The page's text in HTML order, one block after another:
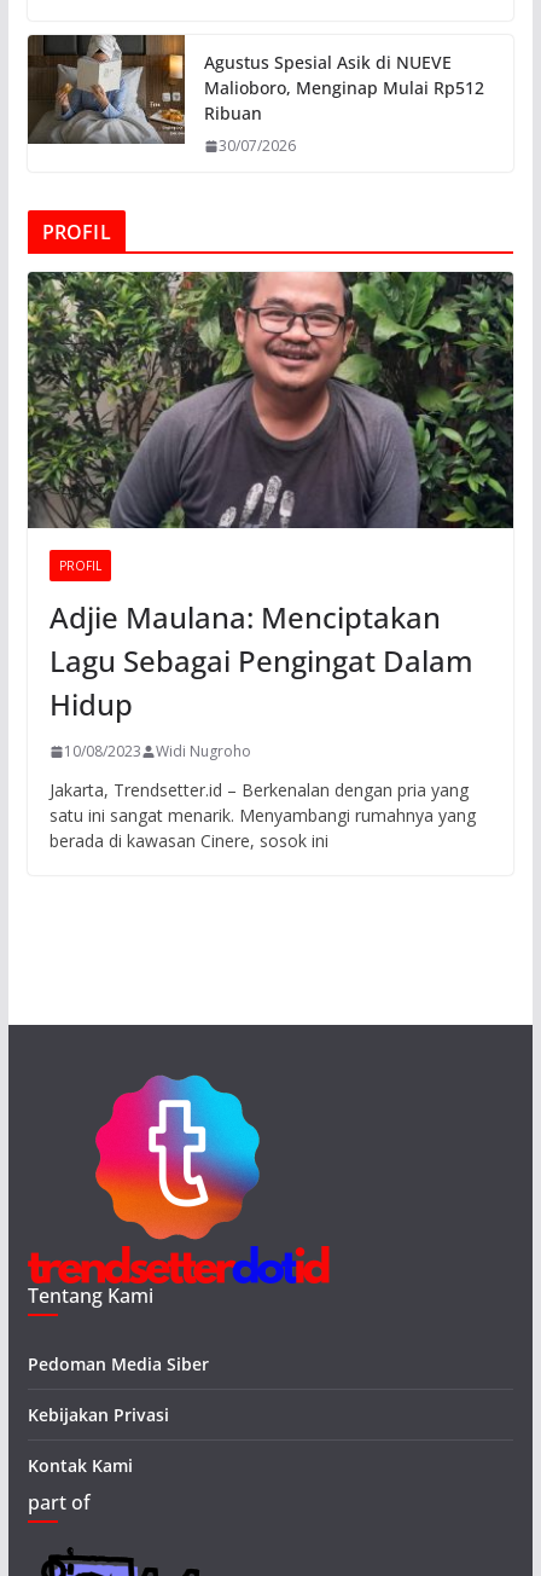
Agustus Spesial Asik di NUEVE
Malioboro, Menginap Mulai Rp512
Ribuan
30/07/2026
PROFIL
PROFIL
Adjie Maulana: Menciptakan
Lagu Sebagai Pengingat Dalam
Hidup
10/08/2023 Widi Nugroho
Jakarta, Trendsetter.id – Berkenalan dengan pria yang
satu ini sangat menarik. Menyambangi rumahnya yang
berada di kawasan Cinere, sosok ini
Tentang Kami
Pedoman Media Siber
Kebijakan Privasi
Kontak Kami
part of